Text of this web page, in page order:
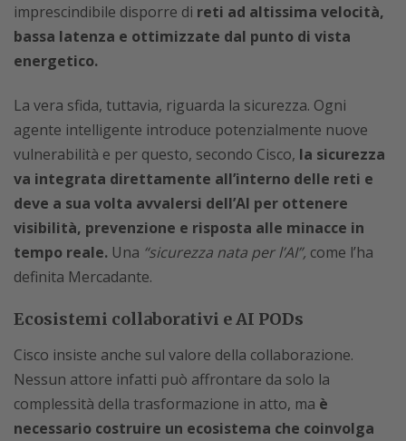
imprescindibile disporre di reti ad altissima velocità,
bassa latenza e ottimizzate dal punto di vista
energetico.
La vera sfida, tuttavia, riguarda la sicurezza. Ogni
agente intelligente introduce potenzialmente nuove
vulnerabilità e per questo, secondo Cisco, la sicurezza
va integrata direttamente all’interno delle reti e
deve a sua volta avvalersi dell’AI per ottenere
visibilità, prevenzione e risposta alle minacce in
tempo reale. Una “sicurezza nata per l’AI”, come l’ha
definita Mercadante.
Ecosistemi collaborativi e AI PODs
Cisco insiste anche sul valore della collaborazione.
Nessun attore infatti può affrontare da solo la
complessità della trasformazione in atto, ma è
necessario costruire un ecosistema che coinvolga